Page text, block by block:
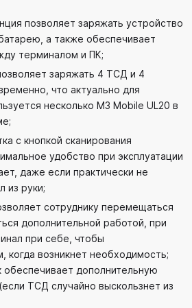
позволяет заряжать устройство
а также обеспечивает
терминалом и ПК;
заряжать 4 ТСД и 4
что актуально для
несколько M3 Mobile UL20 в
с кнопкой сканирования
удобство при эксплуатации
даже если практически не
из руки;
сотруднику перемещаться
дополнительной работой, при
при себе, чтобы
когда возникнет необходимость;
дополнительную
ТСД случайно выскользнет из